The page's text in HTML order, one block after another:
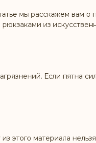
мы расскажем вам о
из
Если пятна
этого материала нельзя